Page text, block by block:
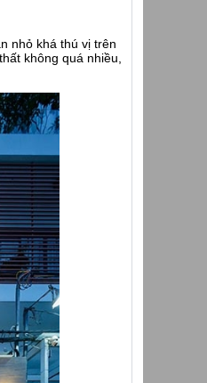
nhỏ khá thú vị trên
không quá nhiều,